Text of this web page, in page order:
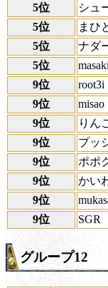
5位
シュ
5位
まひ
5位
ナダ
5位
9位
root3i
9位
misao
9位
りん
9位
プッ
9位
ポポ
9位
かい
9位
9位
SGR
グループ12